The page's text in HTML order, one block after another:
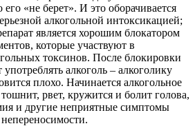
его «не берет». И это оборачивается
алкогольной интоксикацией;
является хорошим блокатором
которые участвуют в
токсинов. После блокировки
алкоголь – алкоголику
плохо. Начинается алкогольное
рвет, кружится и болит голова,
и другие неприятные симптомы